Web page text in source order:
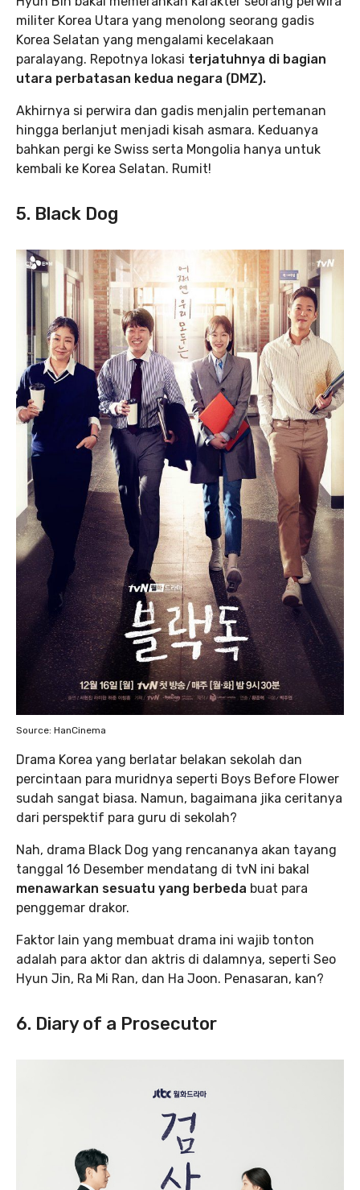
militer Korea Utara yang menolong seorang gadis
Korea Selatan yang mengalami kecelakaan
paralayang. Repotnya lokasi terjatuhnya di bagian
utara perbatasan kedua negara (DMZ).
Akhirnya si perwira dan gadis menjalin pertemanan
hingga berlanjut menjadi kisah asmara. Keduanya
bahkan pergi ke Swiss serta Mongolia hanya untuk
kembali ke Korea Selatan. Rumit!
5. Black Dog
Source: HanCinema
Drama Korea yang berlatar belakan sekolah dan
percintaan para muridnya seperti Boys Before Flower
sudah sangat biasa. Namun, bagaimana jika ceritanya
dari perspektif para guru di sekolah?
Nah, drama Black Dog yang rencananya akan tayang
tanggal 16 Desember mendatang di tvN ini bakal
menawarkan sesuatu yang berbeda buat para
penggemar drakor.
Faktor lain yang membuat drama ini wajib tonton
adalah para aktor dan aktris di dalamnya, seperti Seo
Hyun Jin, Ra Mi Ran, dan Ha Joon. Penasaran, kan?
6. Diary of a Prosecutor